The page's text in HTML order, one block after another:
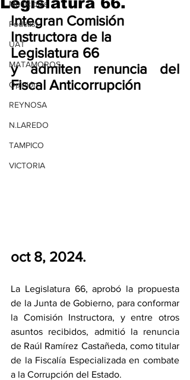
Municipios
Podcast
UAT
MATAMOROS
Opinión
REYNOSA
N.LAREDO
TAMPICO
VICTORIA
Integran Comisión
Instructora de la
Legislatura 66
y admiten renuncia del
Fiscal Anticorrupción
oct 8, 2024.
La Legislatura 66, aprobó la propuesta
de la Junta de Gobierno, para conformar
la Comisión Instructora, y entre otros
asuntos recibidos, admitió la renuncia
de Raúl Ramírez Castañeda, como titular
de la Fiscalía Especializada en combate
a la Corrupción del Estado.